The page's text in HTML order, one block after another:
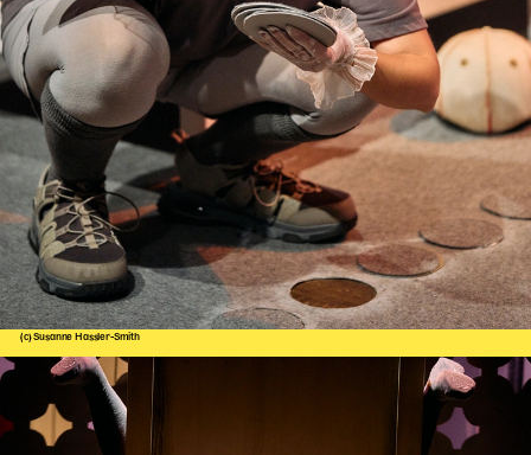
(c) Susanne Hassler-Smith